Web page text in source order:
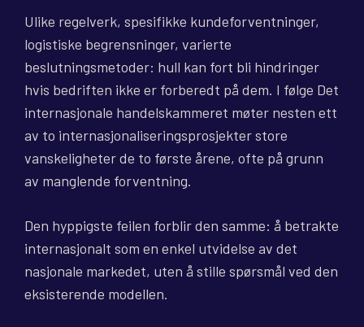
Ulike regelverk, spesifikke kundeforventninger,
logistiske begrensninger, varierte
beslutningsmetoder: hull kan fort bli hindringer
hvis bedriften ikke er forberedt på dem. I følge Det
internasjonale handelskammeret møter nesten ett
av to internasjonaliseringsprosjekter store
vanskeligheter de to første årene, ofte på grunn
av manglende forventning.
Den hyppigste feilen forblir den samme: å betrakte
internasjonalt som en enkel utvidelse av det
nasjonale markedet, uten å stille spørsmål ved den
eksisterende modellen.